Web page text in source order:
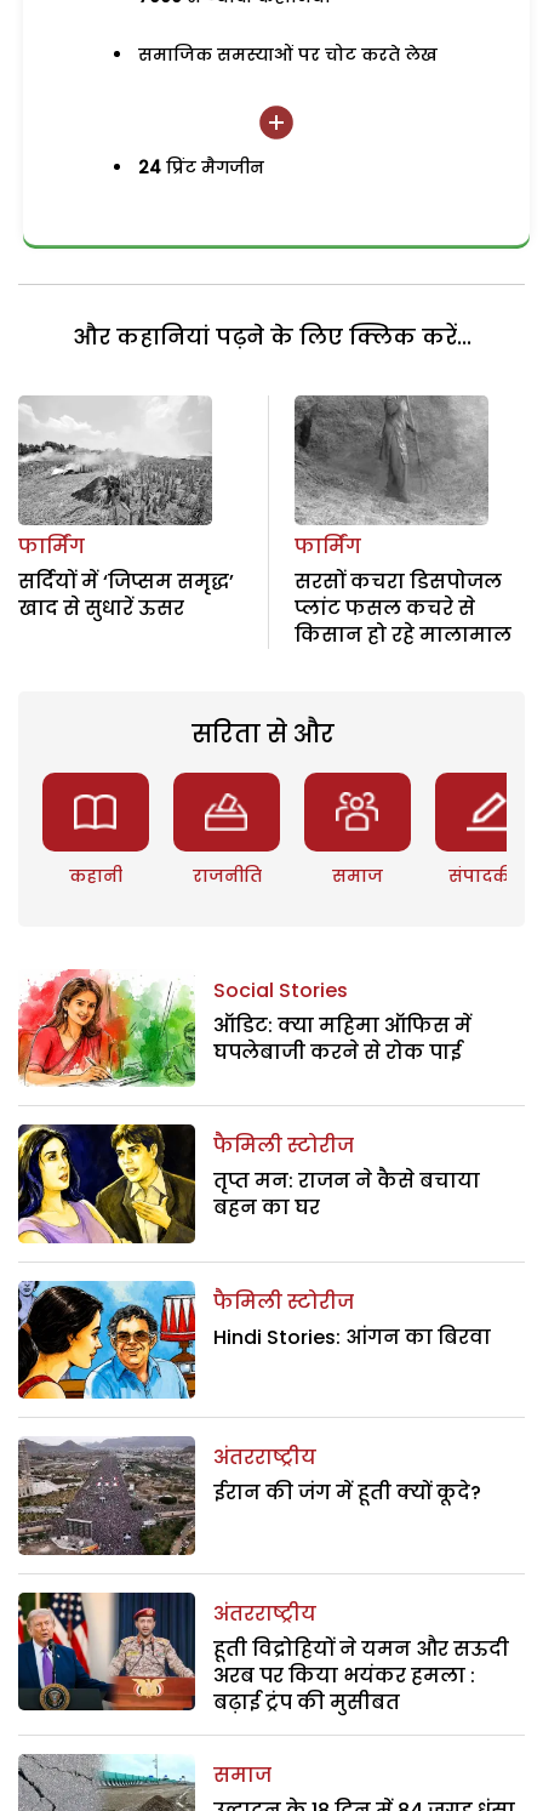
समाजिक समस्याओं पर चोट करते लेख
24 प्रिंट मैगजीन
और कहानियां पढ़ने के लिए क्लिक करें...
फार्मिंग
सर्दियों में ‘जिप्सम समृद्ध’
खाद से सुधारें ऊसर
फार्मिंग
सरसों कचरा डिसपोजल
प्लांट फसल कचरे से
किसान हो रहे मालामाल
सरिता से और
कहानी राजनीति समाज संपादकीय
Social Stories
ऑडिट: क्या महिमा ऑफिस में
घपलेबाजी करने से रोक पाई
फैमिली स्टोरीज
तृप्त मन: राजन ने कैसे बचाया
बहन का घर
फैमिली स्टोरीज
Hindi Stories: आंगन का बिरवा
अंतरराष्ट्रीय
ईरान की जंग में हूती क्यों कूदे?
अंतरराष्ट्रीय
हूती विद्रोहियों ने यमन और सऊदी
अरब पर किया भयंकर हमला :
बढ़ाई ट्रंप की मुसीबत
समाज